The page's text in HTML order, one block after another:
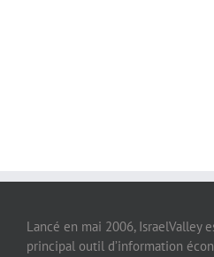
Lancé en mai 2006, IsraelValley
principal outil d’information